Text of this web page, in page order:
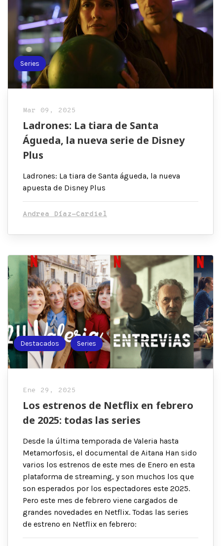
Series
Mar 09, 2025
Ladrones: La tiara de Santa
Águeda, la nueva serie de Disney
Plus
Ladrones: La tiara de Santa águeda, la nueva
apuesta de Disney Plus
Andrea Díaz-Cardiel
Destacados Series
Ene 29, 2025
Los estrenos de Netflix en febrero
de 2025: todas las series
Desde la última temporada de Valeria hasta
Metamorfosis, el documental de Aitana Han sido
varios los estrenos de este mes de Enero en esta
plataforma de streaming, y son muchos los que
son esperados por los espectadores este 2025.
Pero este mes de febrero viene cargados de
grandes novedades en Netflix. Todas las series
de estreno en Netflix en febrero: